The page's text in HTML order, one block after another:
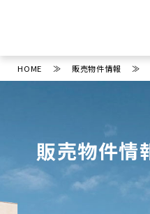
HOME 販売物件情報
販売物件情